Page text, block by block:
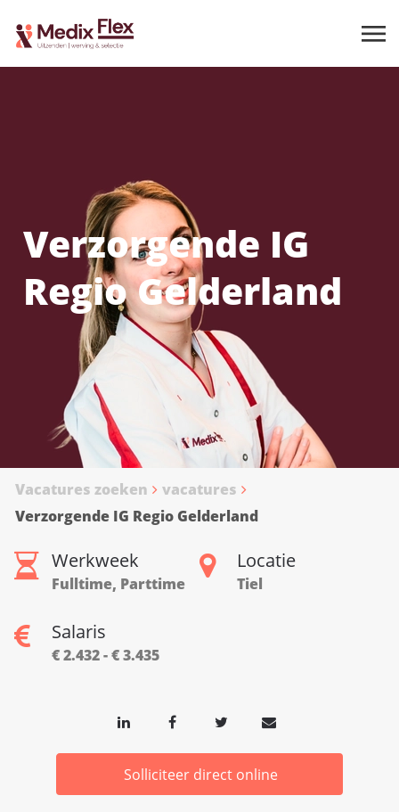
Verzorgende IG
Regio Gelderland
Vacatures zoeken
vacatures
Verzorgende IG Regio Gelderland
Werkweek
Fulltime, Parttime
Locatie
Tiel
Salaris
€ 2.432 - € 3.435
Solliciteer direct online